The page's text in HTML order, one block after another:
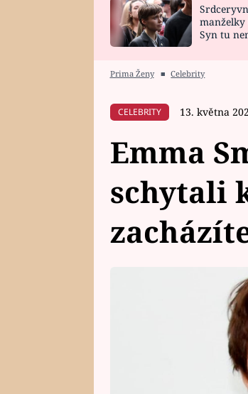
HOROSKOP NA
manželky
Syn tu
Prima Ženy ■ Celebrity
CELEBRITY 13. května
Emma
schytali